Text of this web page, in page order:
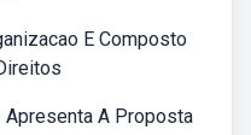
E Composto
Apresenta A Proposta